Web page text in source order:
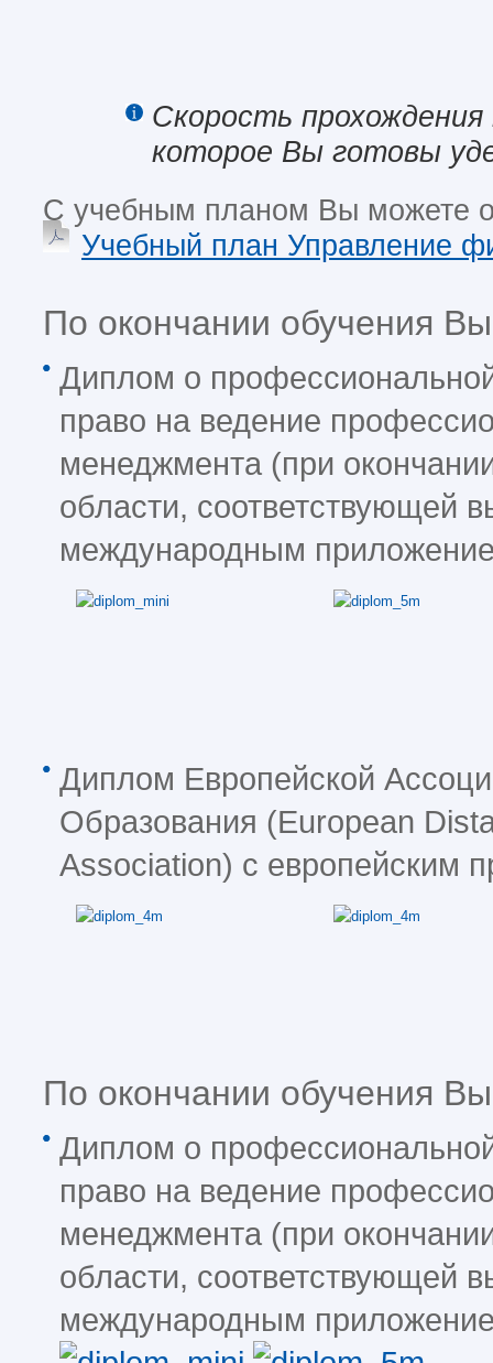
Скорость
которое Вы готовы
С учебным планом Вы можете
Учебный план Управление
По окончании обучения
Диплом о
право на ведение
менеджмента (при
области, соответствующей
международным
Диплом Европейской
Образования (European
Association) с европейским
По окончании обучения
Диплом о
право на ведение
менеджмента (при
области, соответствующей
международным